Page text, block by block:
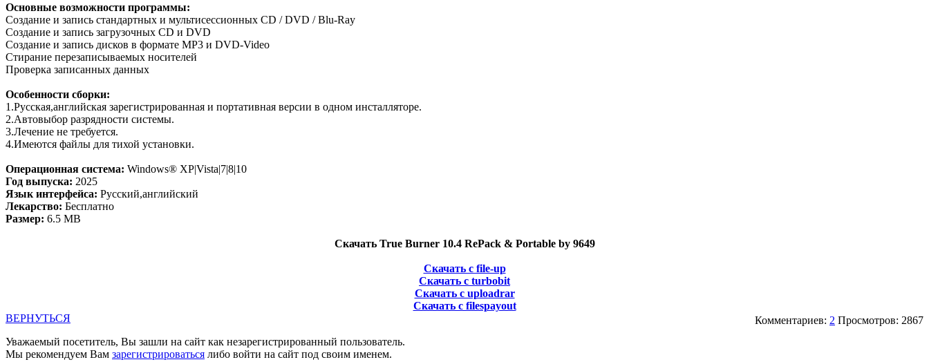
Основные возможности программы:
Создание и запись стандартных и мультисессионных CD / DVD / Blu-Ray
Создание и запись загрузочных CD и DVD
Создание и запись дисков в формате MP3 и DVD-Video
Стирание перезаписываемых носителей
Проверка записанных данных
Особенности сборки:
1.Русская,aнглийская зарегистрированная и портативная версии в одном инсталляторе.
2.Автовыбор разрядности системы.
3.Лечение не требуется.
4.Имеются файлы для тихой установки.
Операционная система: Windows® XP|Vista|7|8|10
Год выпуска: 2025
Язык интерфейса: Русский,английский
Лекарство: Бесплатно
Размер: 6.5 MB
Скачать True Burner 10.4 RePack & Portable by 9649
Скачать с file-up
Скачать с turbobit
Скачать с uploadrar
Скачать с filespayout
ВЕРНУТЬСЯ
Комментариев: 2 Просмотров: 2867
Уважаемый посетитель, Вы зашли на сайт как незарегистрированный пользователь.
Мы рекомендуем Вам зарегистрироваться либо войти на сайт под своим именем.